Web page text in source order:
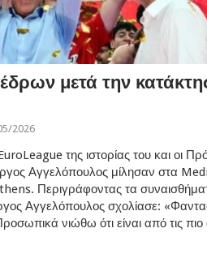
μετά την
2026
της ιστορίας του και οι
Αγγελόπουλος μίλησαν στα
Περιγράφοντας τα
Αγγελόπουλος σχολίασε:
νιώθω ότι είναι από τις πιο